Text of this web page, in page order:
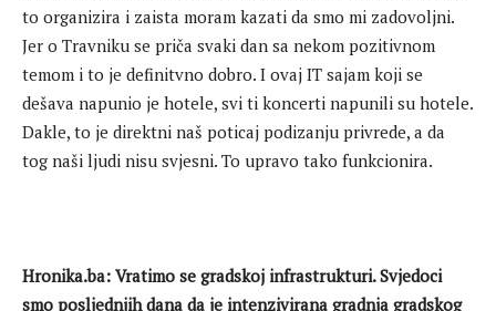
to organizira i zaista moram kazati da smo mi zadovoljni.
Jer o Travniku se priča svaki dan sa nekom pozitivnom
temom i to je definitvno dobro. I ovaj IT sajam koji se
dešava napunio je hotele, svi ti koncerti napunili su hotele.
Dakle, to je direktni naš poticaj podizanju privrede, a da
tog naši ljudi nisu svjesni. To upravo tako funkcionira.
Hronika.ba: Vratimo se gradskoj infrastrukturi. Svjedoci
smo posljednjih dana da je intenzivirana gradnja gradskog